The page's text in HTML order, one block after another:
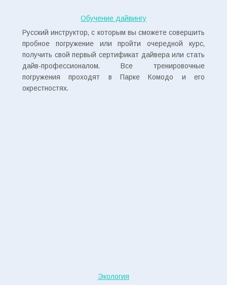
Обучение дайвингу
Русский инструктор, с которым вы сможете совершить
пробное погружение или пройти очередной курс,
получить свой первый сертификат дайвера или стать
дайв-профессионалом. Все тренировочные
погружения проходят в Парке Комодо и его
окрестностях.
Экология